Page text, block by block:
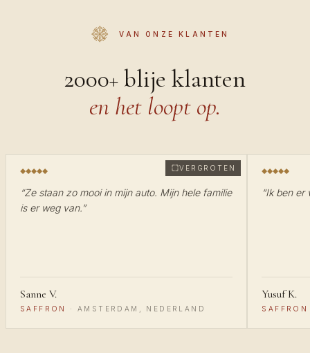
VAN ONZE KLANTEN
2000+ blije klanten
en het loopt op.
VERGROTEN
“Ze staan zo mooi in mijn auto. Mijn hele familie
is er weg van.”
Sanne V.
SAFFRON ·AMSTERDAM, NEDERLAND
“Ik ben er
Yusuf K.
SAFFRON